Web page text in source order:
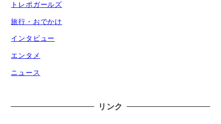
トレポガールズ
旅行・おでかけ
インタビュー
エンタメ
ニュース
リンク